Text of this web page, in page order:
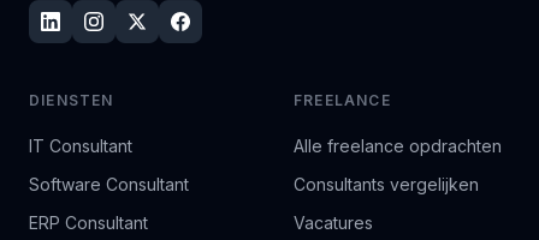
DIENSTEN
IT Consultant
Software Consultant
ERP Consultant
FREELANCE
Alle freelance opdrachten
Consultants vergelijken
Vacatures